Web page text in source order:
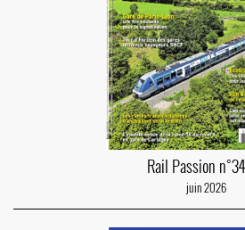
Rail Passion
juin 2026